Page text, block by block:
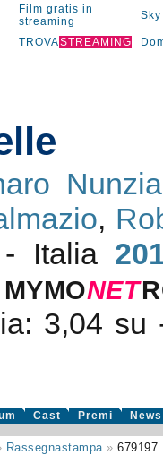
Film gratis in
streaming
Sky
TROVASTREAMING
,
Italia
MYMONET
3,04 su
Cast Premi News
Rassegnastampa»679197